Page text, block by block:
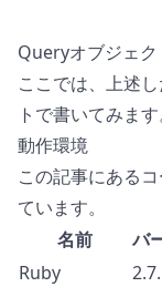
Queryオブジェク
ここでは、上述
トで書いてみます
動作環境
この記事にある
ています。
名前
バ
Ruby